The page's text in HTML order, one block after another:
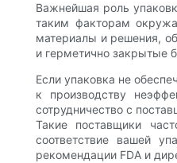
Важнейшая роль
таким факторам
материалы и решения,
и герметично закрытые
Если упаковка не
к производству
сотрудничество с
Такие поставщики
соответствие вашей
рекомендации FDA и